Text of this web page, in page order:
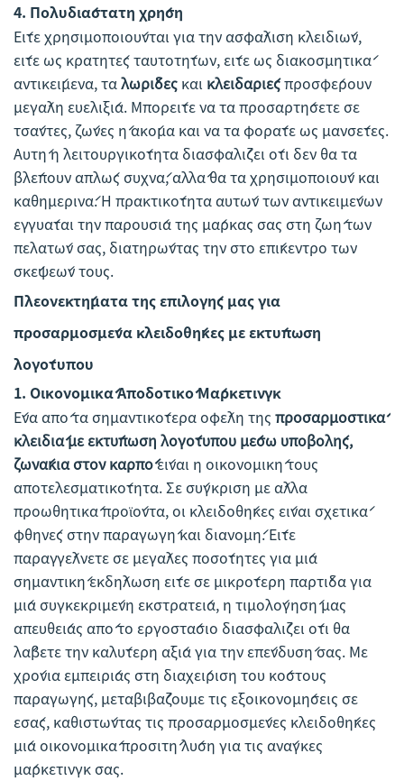
4. Πολυδιάστατη χρήση
Είτε χρησιμοποιούνται για την ασφάλιση κλειδιών,
είτε ως κρατητές ταυτοτήτων, είτε ως διακοσμητικά
αντικείμενα, ταλωρίδες και κλειδαριέςπροσφέρουν
μεγάλη ευελιξία. Μπορείτε να τα προσαρτήσετε σε
τσάντες, ζώνες ή ακόμα και να τα φοράτε ως μανσέτες.
Αυτή η λειτουργικότητα διασφαλίζει ότι δεν θα τα
βλέπουν απλώς συχνά, αλλά θα τα χρησιμοποιούν και
καθημερινά. Η πρακτικότητα αυτών των αντικειμένων
εγγυάται την παρουσία της μάρκας σας στη ζωή των
πελατών σας, διατηρώντας την στο επίκεντρο των
σκέψεών τους.
Πλεονεκτήματα της επιλογής μας για
προσαρμοσμένα κλειδοθήκες με εκτύπωση
λογότυπου
1. Οικονομικά Αποδοτικό Μάρκετινγκ
Ένα από τα σημαντικότερα οφέλη της προσαρμοστικά
κλειδιά με εκτύπωση λογότυπου μέσω υποβολής,
ζωνάκια στον καρπόείναι η οικονομική τους
αποτελεσματικότητα. Σε σύγκριση με άλλα
προωθητικά προϊόντα, οι κλειδοθήκες είναι σχετικά
φθηνές στην παραγωγή και διανομή. Είτε
παραγγέλνετε σε μεγάλες ποσότητες για μία
σημαντική εκδήλωση είτε σε μικρότερη παρτίδα για
μία συγκεκριμένη εκστρατεία, η τιμολόγησή μας
απευθείας από το εργοστάσιο διασφαλίζει ότι θα
λάβετε την καλύτερη αξία για την επένδυσή σας. Με
χρόνια εμπειρίας στη διαχείριση του κόστους
παραγωγής, μεταβιβάζουμε τις εξοικονομήσεις σε
εσάς, καθιστώντας τις προσαρμοσμένες κλειδοθήκες
μία οικονομικά προσιτή λύση για τις ανάγκες
μάρκετινγκ σας.